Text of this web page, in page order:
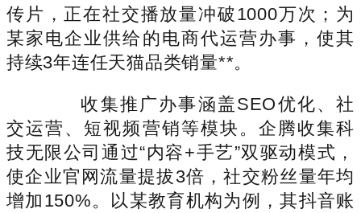
传片，正在社交播放量冲破1000万次；为
某家电企业供给的电商代运营办事，使其
持续3年连任天猫品类销量**。
收集推广办事涵盖SEO优化、社
交运营、短视频营销等模块。企腾收集科
技无限公司通过“内容+手艺”双驱动模式，
使企业官网流量提拔3倍，社交粉丝量年均
增加150%。以某教育机构为例，其抖音账